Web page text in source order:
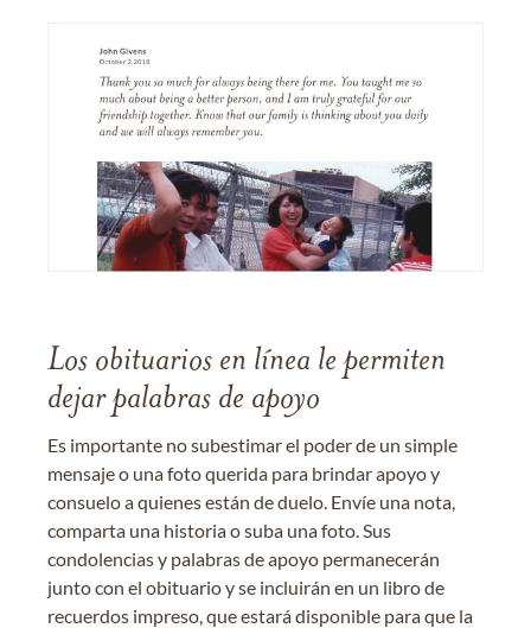
Los obituarios en línea le permiten
dejar palabras de apoyo
Es importante no subestimar el poder de un simple
mensaje o una foto querida para brindar apoyo y
consuelo a quienes están de duelo. Envíe una nota,
comparta una historia o suba una foto. Sus
condolencias y palabras de apoyo permanecerán
junto con el obituario y se incluirán en un libro de
recuerdos impreso, que estará disponible para que la